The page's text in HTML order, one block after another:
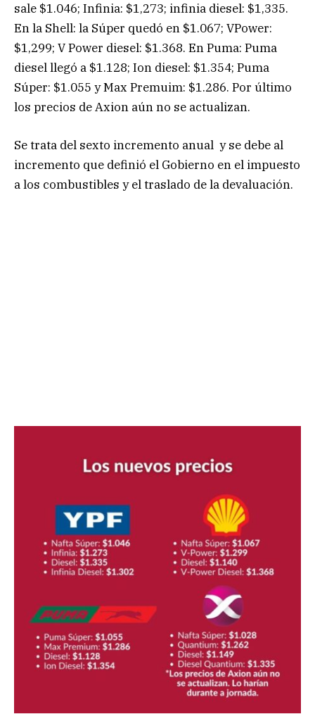
sale $1.046; Infinia: $1,273; infinia diesel: $1,335.
En la Shell: la Súper quedó en $1.067; VPower:
$1,299; V Power diesel: $1.368. En Puma: Puma
diesel llegó a $1.128; Ion diesel: $1.354; Puma
Súper: $1.055 y Max Premuim: $1.286. Por último
los precios de Axion aún no se actualizan.
Se trata del sexto incremento anual y se debe al
incremento que definió el Gobierno en el impuesto
a los combustibles y el traslado de la devaluación.